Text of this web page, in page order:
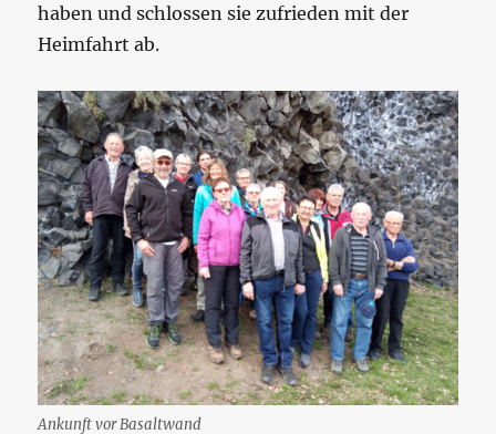
haben und schlossen sie zufrieden mit der
Heimfahrt ab.
Ankunft vor Basaltwand